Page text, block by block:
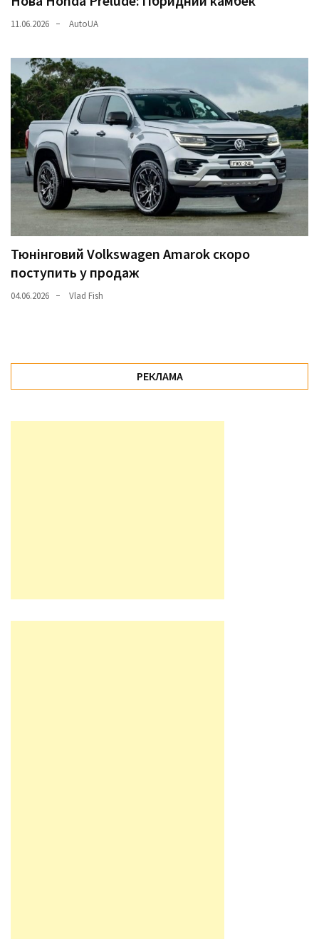
11.06.2026 AutoUA
Тюнінговий Volkswagen Amarok скоро
поступить у продаж
04.06.2026 Vlad Fish
РЕКЛАМА